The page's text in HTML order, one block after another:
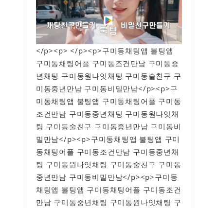
</p><p> </p><p>구미동채팅앱 불팅앱
구미동채팅어플 구미동조건만남 구미동중
년채팅 구미동원나잇채팅 구미동술친구 구
미동중년만남 구미동비밀만남</p><p>구
미동채팅앱 불팅앱 구미동채팅어플 구미동
조건만남 구미동중년채팅 구미동원나잇채
팅 구미동술친구 구미동중년만남 구미동비
밀만남</p><p>구미동채팅앱 불팅앱 구미
동채팅어플 구미동조건만남 구미동중년채
팅 구미동원나잇채팅 구미동술친구 구미동
중년만남 구미동비밀만남</p><p>구미동
채팅앱 불팅앱 구미동채팅어플 구미동조건
만남 구미동중년채팅 구미동원나잇채팅 구